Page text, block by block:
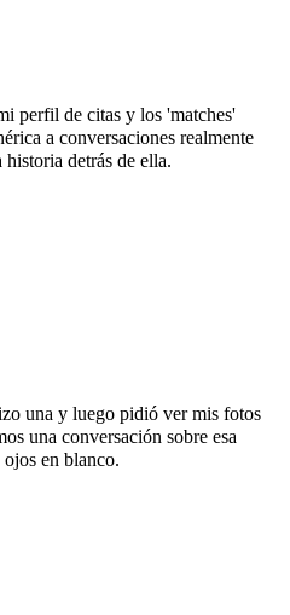
perfil de citas y los 'matches'
a conversaciones realmente
historia detrás de ella.
una y luego pidió ver mis fotos
una conversación sobre esa
en blanco.